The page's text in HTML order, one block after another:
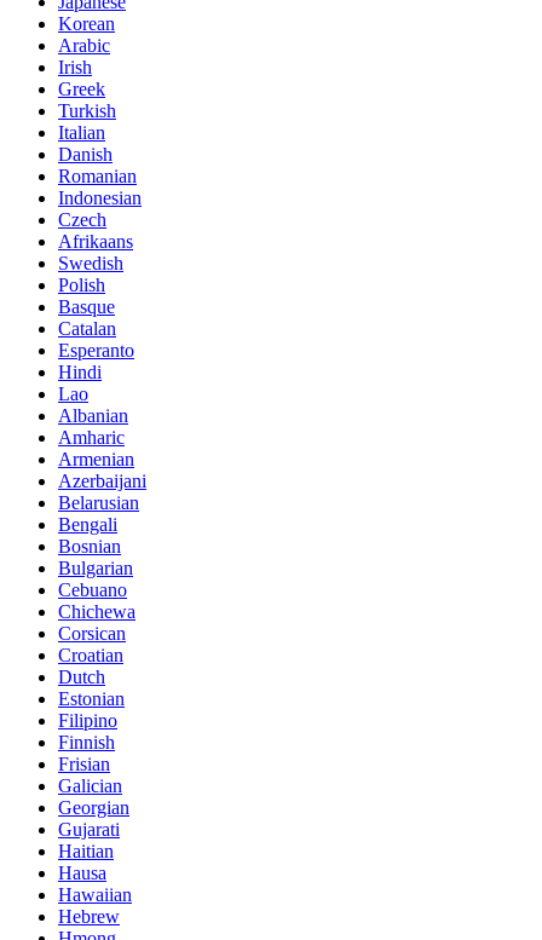
Korean
Arabic
Irish
Greek
Turkish
Italian
Danish
Romanian
Indonesian
Czech
Afrikaans
Swedish
Polish
Basque
Catalan
Esperanto
Hindi
Lao
Albanian
Amharic
Armenian
Azerbaijani
Belarusian
Bengali
Bosnian
Bulgarian
Cebuano
Chichewa
Corsican
Croatian
Dutch
Estonian
Filipino
Finnish
Frisian
Galician
Georgian
Gujarati
Haitian
Hausa
Hawaiian
Hebrew